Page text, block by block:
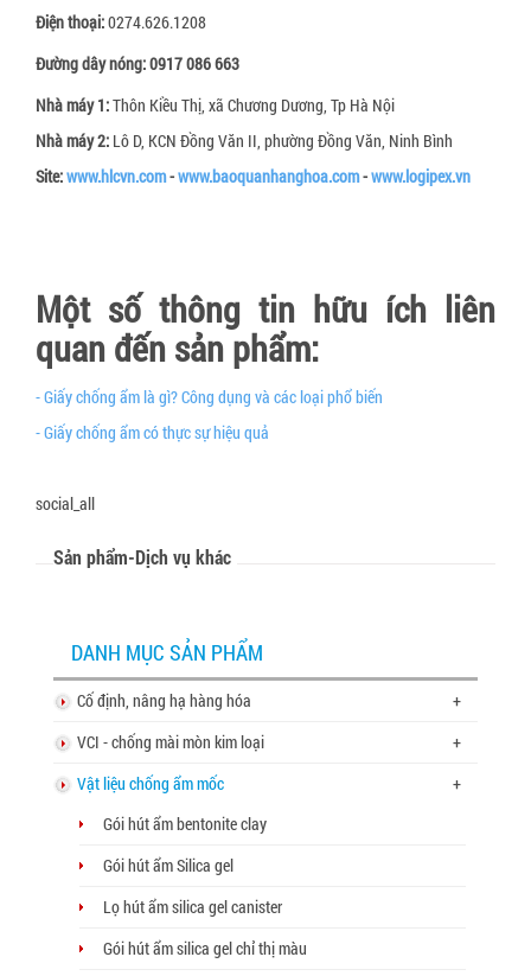
Điện thoại:0274.626.1208
Đường dây nóng:0917 086 663
Nhà máy 1:Thôn Kiều Thị, xã Chương Dương, Tp Hà Nội
Nhà máy 2: Lô D, KCN Đồng Văn II, phường Đồng Văn, Ninh Bình
Site:www.hlcvn.com-www.baoquanhanghoa.com-www.logipex.vn
Một số thông tin hữu ích liên
quan đến sản phẩm:
- Giấy chống ẩm là gì? Công dụng và các loại phổ biến
- Giấy chống ẩm có thực sự hiệu quả
social_all
Sản phẩm-Dịch vụ khác
DANH MỤC SẢN PHẨM
Cố định, nâng hạ hàng hóa
+
VCI - chống mài mòn kim loại
+
Vật liệu chống ẩm mốc
+
Gói hút ẩm bentonite clay
Gói hút ẩm Silica gel
Lọ hút ẩm silica gel canister
Gói hút ẩm silica gel chỉ thị màu